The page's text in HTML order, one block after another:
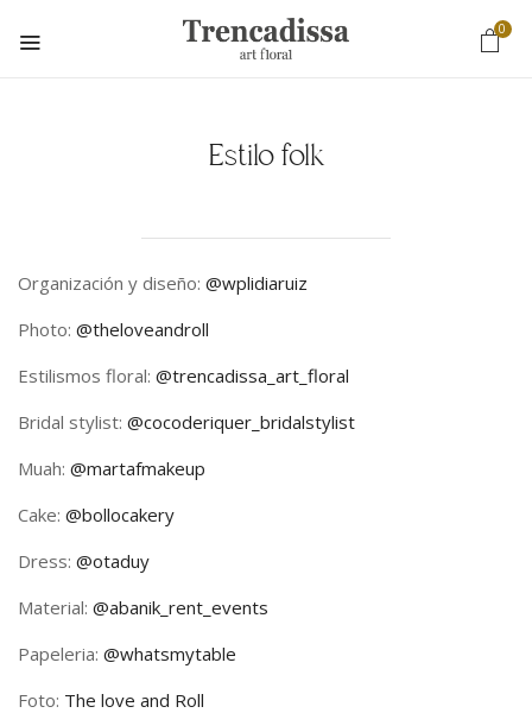
0
Estilo folk
Organización y diseño: @wplidiaruiz
Photo: @theloveandroll
Estilismos floral: @trencadissa_art_floral
Bridal stylist: @cocoderiquer_bridalstylist
Muah: @martafmakeup
Cake: @bollocakery
Dress: @otaduy
Material: @abanik_rent_events
Papeleria: @whatsmytable
Foto: The love and Roll